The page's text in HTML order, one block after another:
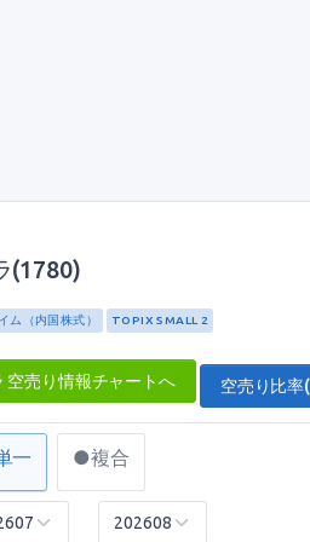
(1780)
ム（内国株式） TOPIX SMALL 2
空売り情報チャートへ 空売り比率
一 ●複合